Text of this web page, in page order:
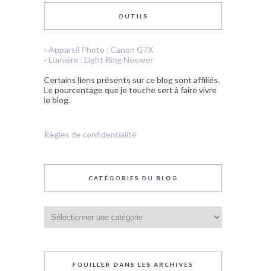
OUTILS
- Appareil Photo : Canon G7X
- Lumière : Light Ring Neewer
Certains liens présents sur ce blog sont affiliés.
Le pourcentage que je touche sert à faire vivre
le blog.
Règles de confidentialité
CATÉGORIES DU BLOG
du
blog
FOUILLER DANS LES ARCHIVES